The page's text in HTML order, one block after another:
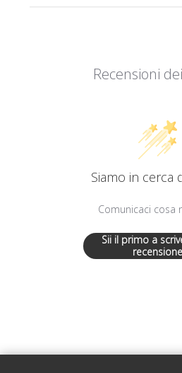
Recensioni
Siamo in cerca
Comunicaci cosa
Sii il primo a
recensione